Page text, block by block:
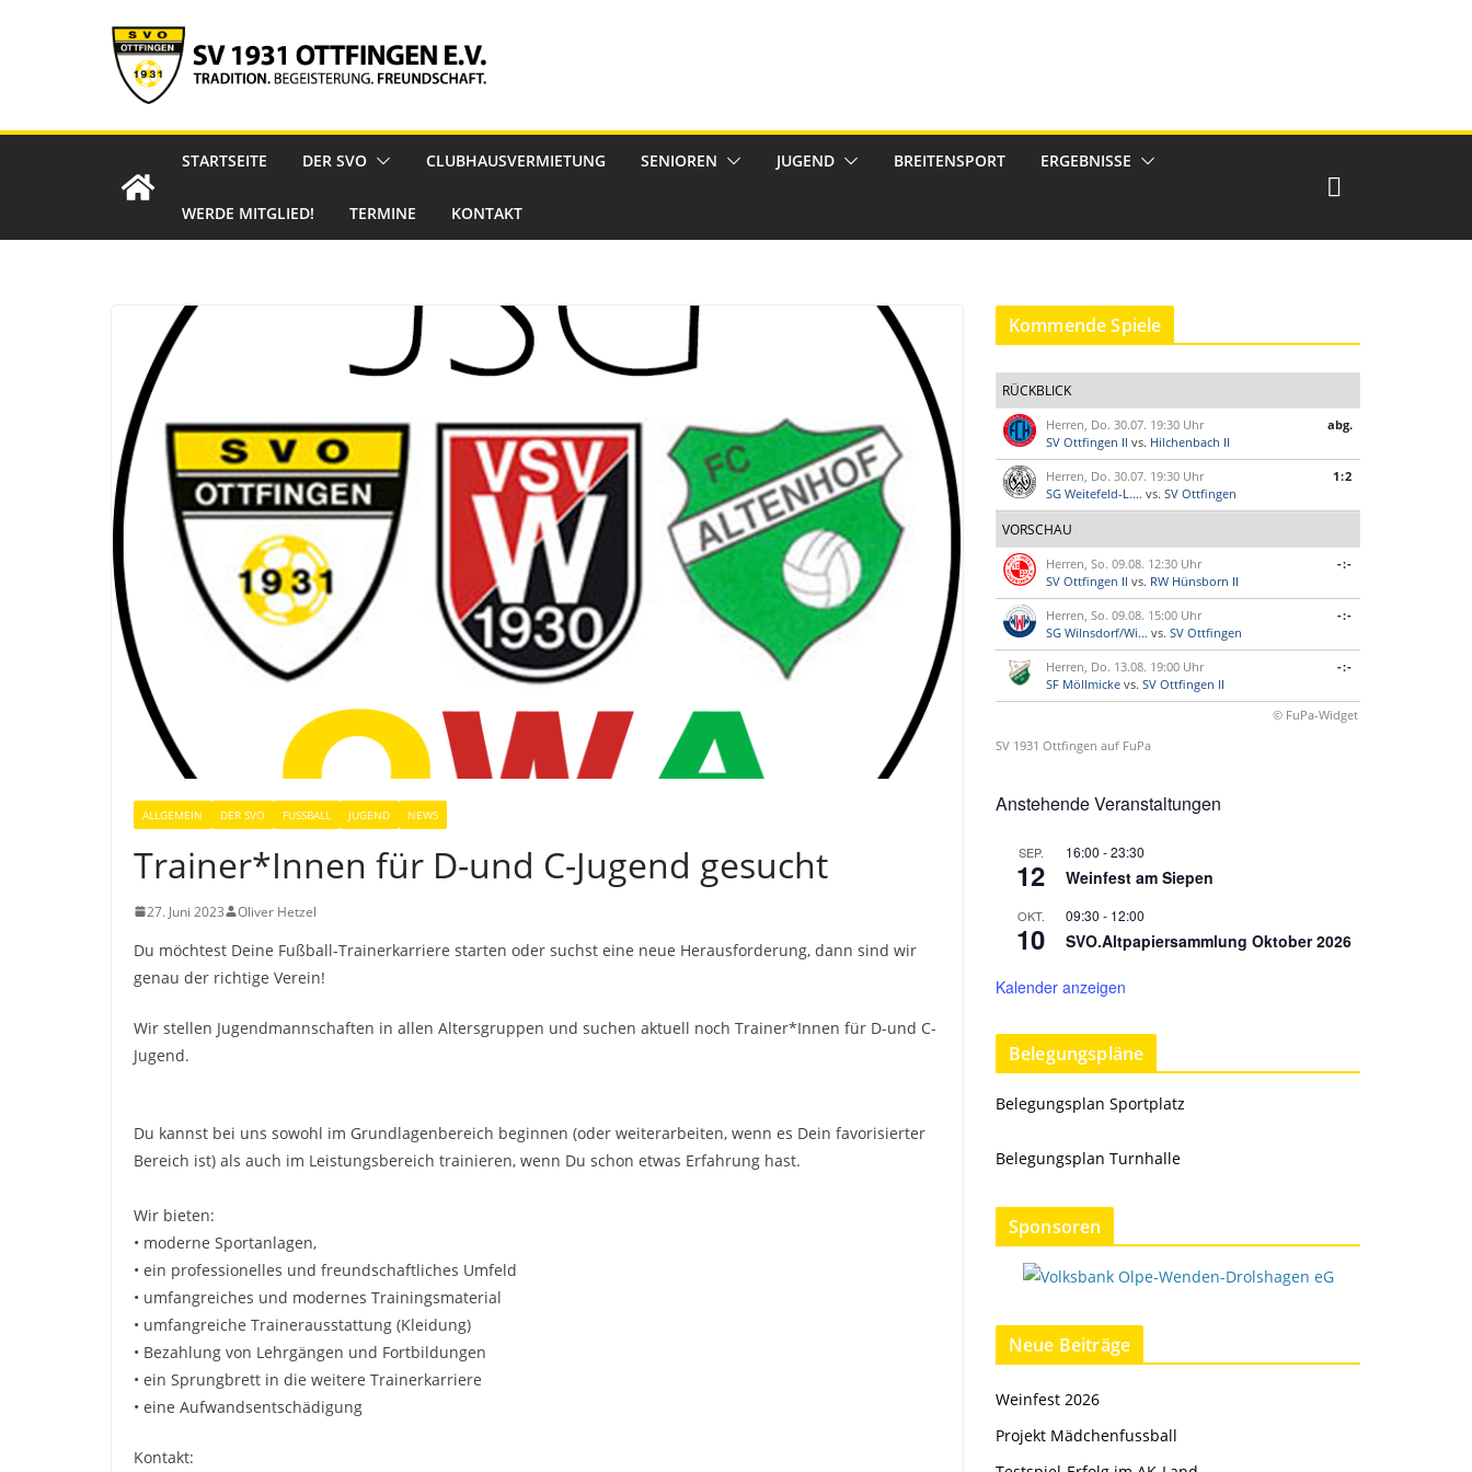
STARTSEITE DER SVO CLUBHAUSVERMIETUNG SENIOREN JUGEND BREITENSPORT ERGEBNISSE
WERDE MITGLIED! TERMINE KONTAKT
ALLGEMEIN DER SVO FUSSBALL JUGEND NEWS
Trainer*Innen für D-und C-Jugend gesucht
27. Juni 2023 Oliver Hetzel
Du möchtest Deine Fußball-Trainerkarriere starten oder suchst eine neue Herausforderung, dann sind wir
genau der richtige Verein!
Wir stellen Jugendmannschaften in allen Altersgruppen und suchen aktuell noch Trainer*Innen für D-und C-
Jugend.
Du kannst bei uns sowohl im Grundlagenbereich beginnen (oder weiterarbeiten, wenn es Dein favorisierter
Bereich ist) als auch im Leistungsbereich trainieren, wenn Du schon etwas Erfahrung hast.
Wir bieten:
• moderne Sportanlagen,
• ein professionelles und freundschaftliches Umfeld
• umfangreiches und modernes Trainingsmaterial
• umfangreiche Trainerausstattung (Kleidung)
• Bezahlung von Lehrgängen und Fortbildungen
• ein Sprungbrett in die weitere Trainerkarriere
• eine Aufwandsentschädigung
Kontakt:
Kommende Spiele
RÜCKBLICK
Herren, Do. 30.07. 19:30 Uhr
SV Ottfingen II vs. Hilchenbach II
abg.
Herren, Do. 30.07. 19:30 Uhr
SG Weitefeld-L.... vs. SV Ottfingen
1:2
VORSCHAU
Herren, So. 09.08. 12:30 Uhr
SV Ottfingen II vs. RW Hünsborn II
-:-
Herren, So. 09.08. 15:00 Uhr
SG Wilnsdorf/Wi... vs. SV Ottfingen
-:-
Herren, Do. 13.08. 19:00 Uhr
SF Möllmicke vs. SV Ottfingen II
-:-
© FuPa-Widget
SV 1931 Ottfingen auf FuPa
Anstehende Veranstaltungen
SEP.
12
16:00 -23:30
Weinfest am Siepen
OKT.
10
09:30 - 12:00
SVO.Altpapiersammlung Oktober 2026
Kalender anzeigen
Belegungspläne
Belegungsplan Sportplatz
Belegungsplan Turnhalle
Sponsoren
Neue Beiträge
Weinfest 2026
Projekt Mädchenfussball